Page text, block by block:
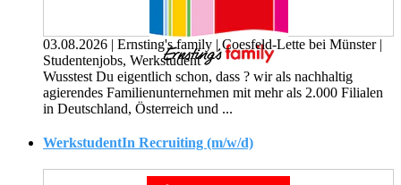
03.08.2026 | Ernsting's family | Coesfeld-Lette bei Münster |
Studentenjobs, Werkstudent
Wusstest Du eigentlich schon, dass ? wir als nachhaltig
agierendes Familienunternehmen mit mehr als 2.000 Filialen
in Deutschland, Österreich und ...
WerkstudentIn Recruiting (m/w/d)